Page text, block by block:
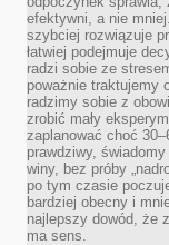
efektywni, a nie
szybciej rozwiązuje
łatwiej podejmuje
radzi sobie ze
poważnie traktujemy
radzimy sobie z
zrobić mały
zaplanować choć
prawdziwy,
winy, bez próby
po tym czasie
bardziej obecny i
najlepszy dowód, że
ma sens.